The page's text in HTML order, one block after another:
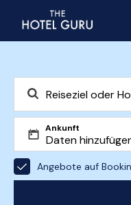
Ankunft
Angebote auf